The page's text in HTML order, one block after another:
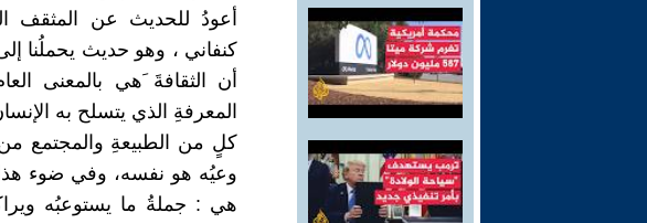
أعودُ للحديث عن المثقف
كنفاني ، وهو حديث يحملُنا
أن الثقافةَ َهي بالمعنى
المعرفةِ الذي يتسلح به
كلٍ من الطبيعةِ والمجتمع من
وعيُه هو نفسه، وفي ضوء هذا
هي : جملةُ ما يستوعبُه